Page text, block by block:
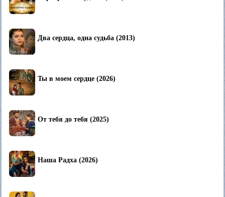
Два сердца, одна судьба (2013)
Ты в моем сердце (2026)
От тебя до тебя (2025)
Наша Радха (2026)